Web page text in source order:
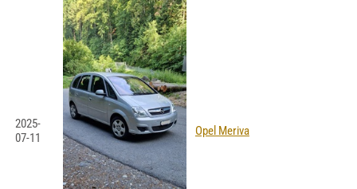
2025-
07-11
Opel Meriva